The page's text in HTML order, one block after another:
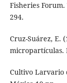
Fisheries
294.
Cruz-Suárez, E.
micropartículas.
Cultivo Larvario